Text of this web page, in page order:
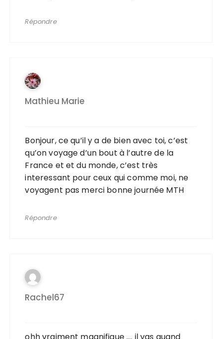
Répondre
Mathieu Marie
Bonjour, ce qu’il y a de bien avec toi, c’est
qu’on voyage d’un bout à l’autre de la
France et et du monde, c’est très
interessant pour ceux qui comme moi, ne
voyagent pas merci bonne journée MTH
Répondre
Rachel67
ohh vraiment magnifique …. il vas quand